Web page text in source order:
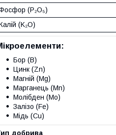
(P₂O₅)
(K₂O)
Бор (B)
Цинк (Zn)
Магній (Mg)
Марганець (Mn)
Молібден (Mo)
Залізо (Fe)
Мідь (Cu)
добрива